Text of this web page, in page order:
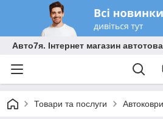
Авто7я. Інтернет магазин
Товари та послуги